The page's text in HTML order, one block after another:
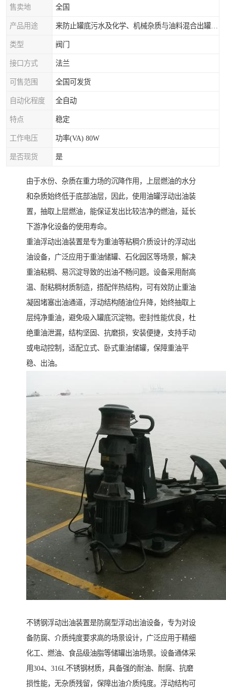
售卖地 全国
产品用途
类型 阀门
接口方式 法兰
可售范围 全国可发货
自动化程度 全自动
特点 稳定
工作电压 功率(VA) 80W
是否现货 是
由于水份、杂质在重力场的沉降作用，上层燃油的水分
和杂质始终低于底部油层，因此，使用油罐浮动出油装
置，抽取上层燃油，能保证发出比较洁净的燃油，延长
下游净化设备的使用寿命。
重油浮动出油装置是专为重油等粘稠介质设计的浮动出
油设备，广泛应用于重油储罐、石化园区等场景，解决
重油粘稠、易沉淀导致的出油不畅问题。设备采用耐高
温、耐粘稠材质制造，搭配伴热结构，可有效防止重油
凝固堵塞出油通道，浮动结构随油位升降，始终抽取上
层纯净重油，避免吸入罐底沉淀物。密封性能优良，杜
绝重油泄漏，结构坚固、抗磨损，安装便捷，支持手动
或电动控制，适配立式、卧式重油储罐，保障重油平
稳、出油。
不锈钢浮动出油装置是防腐型浮动出油设备，专为对设
备防腐、介质纯度要求高的场景设计，广泛应用于精细
化工、燃油、食品级油脂等储罐出油场景。设备通体采
用304、316L不锈钢材质，具备强的耐油、耐腐、抗磨
损性能，无杂质残留，保障出油介质纯度。浮动结构可